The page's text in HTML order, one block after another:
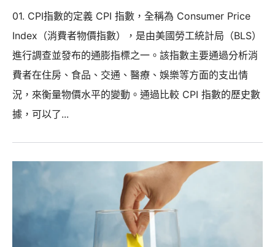
01. CPI指數的定義 CPI 指數，全稱為 Consumer Price
Index（消費者物價指數），是由美國勞工統計局（BLS）
進行調查並發布的通膨指標之一。該指數主要通過分析消
費者在住房、食品、交通、醫療、娛樂等方面的支出情
況，來衡量物價水平的變動。通過比較 CPI 指數的歷史數
據，可以了...